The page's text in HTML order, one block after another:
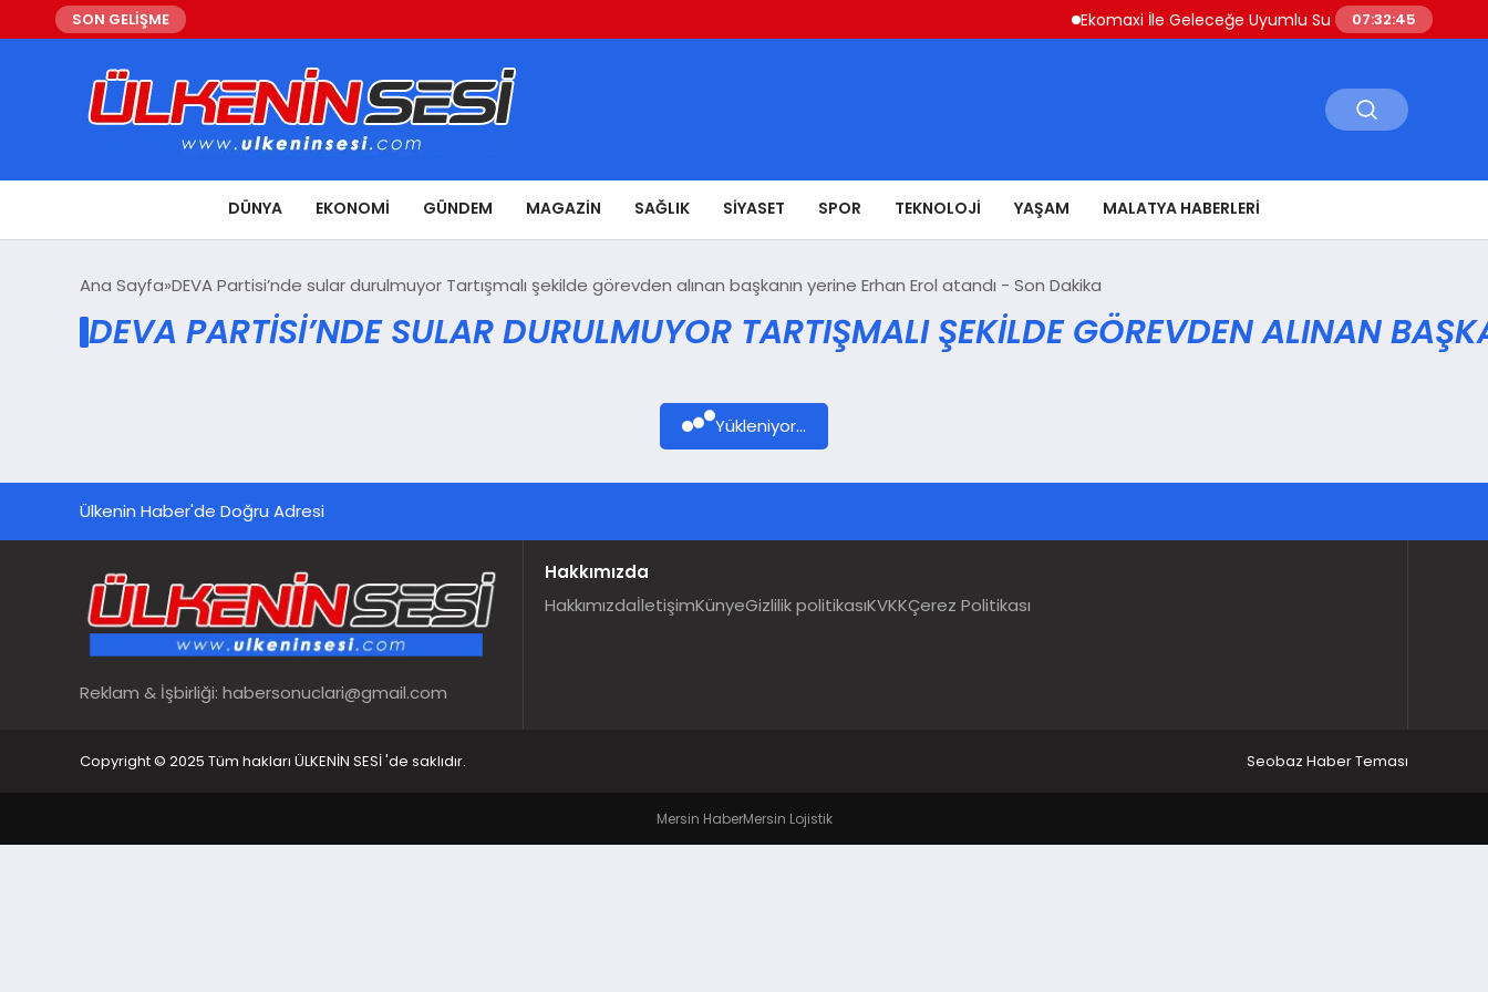
SON GELİŞME Ekomaxi İle Geleceğe Uyumlu Su Depolama Sistemleri
07:32:45
DÜNYA EKONOMI GÜNDEM MAGAZIN SAĞLIK SIYASET SPOR TEKNOLOJI YAŞAM MALATYA HABERLERI
Ana Sayfa DEVA Partisi’nde sular durulmuyor Tartışmalı şekilde görevden alınan başkanın yerine Erhan Erol atandı - Son Dakika
DEVA PARTISI’NDE SULAR DURULMUYOR TARTIŞMALI ŞEKILDE GÖREVDEN ALINAN
Yükleniyor...
Ülkenin Haber'de Doğru Adresi
Reklam & İşbirliği: habersonuclari@gmail.com
Hakkımızda
HakkımızdaİletişimKünyeGizlilik politikasıKVKKÇerez Politikası
Copyright © 2025 Tüm hakları ÜLKENİN SESİ 'de saklıdır. Seobaz Haber Teması
Mersin HaberMersin Lojistik